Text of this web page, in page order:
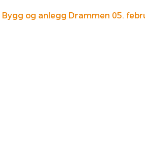
Bygg og anlegg Drammen 05.